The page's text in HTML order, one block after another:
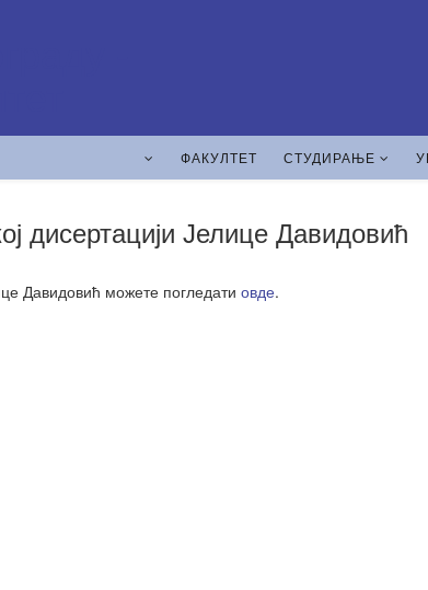
ФАКУЛТЕТ СТУДИРАЊЕ
дисертацији Јелице Давидовић
Давидовић можете погледати овде.